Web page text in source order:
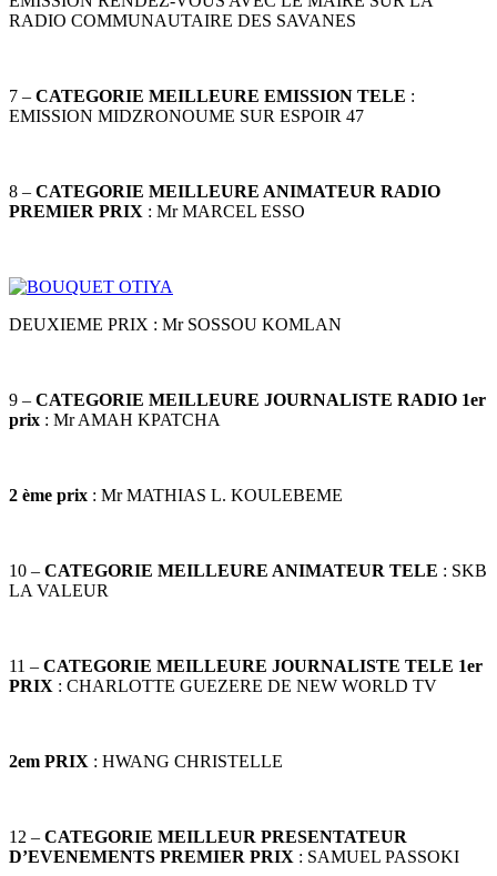
RADIO COMMUNAUTAIRE DES SAVANES
7 – CATEGORIE MEILLEURE EMISSION TELE :
EMISSION MIDZRONOUME SUR ESPOIR 47
8 – CATEGORIE MEILLEURE ANIMATEUR RADIO
PREMIER PRIX : Mr MARCEL ESSO
DEUXIEME PRIX : Mr SOSSOU KOMLAN
9 – CATEGORIE MEILLEURE JOURNALISTE RADIO 1er
prix : Mr AMAH KPATCHA
2 ème prix : Mr MATHIAS L. KOULEBEME
10 – CATEGORIE MEILLEURE ANIMATEUR TELE : SKB
LA VALEUR
11 – CATEGORIE MEILLEURE JOURNALISTE TELE 1er
PRIX : CHARLOTTE GUEZERE DE NEW WORLD TV
2em PRIX : HWANG CHRISTELLE
12 – CATEGORIE MEILLEUR PRESENTATEUR
D’EVENEMENTS PREMIER PRIX : SAMUEL PASSOKI